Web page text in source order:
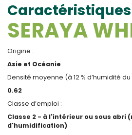
Caractéristiques
SERAYA
Origine :
Asie et Océanie
Densité moyenne (à 12 % d’humidité du
0.62
Classe d’emploi :
Classe 2 - à l'intérieur ou sous abri
d'humidification)